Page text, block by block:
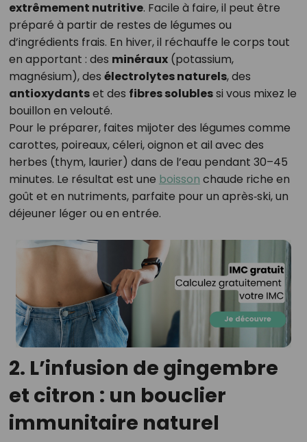
extrêmement nutritive. Facile à faire, il peut être
préparé à partir de restes de légumes ou
d’ingrédients frais. En hiver, il réchauffe le corps tout
en apportant : des minéraux(potassium,
magnésium), des électrolytes naturels, des
antioxydantset des fibres solublessi vous mixez le
bouillon en velouté.
Pour le préparer, faites mijoter des légumes comme
carottes, poireaux, céleri, oignon et ail avec des
herbes (thym, laurier) dans de l’eau pendant 30–45
minutes. Le résultat est une boisson chaude riche en
goût et en nutriments, parfaite pour un après‑ski, un
déjeuner léger ou en entrée.
2. L’infusion de gingembre
et citron : un bouclier
immunitaire naturel